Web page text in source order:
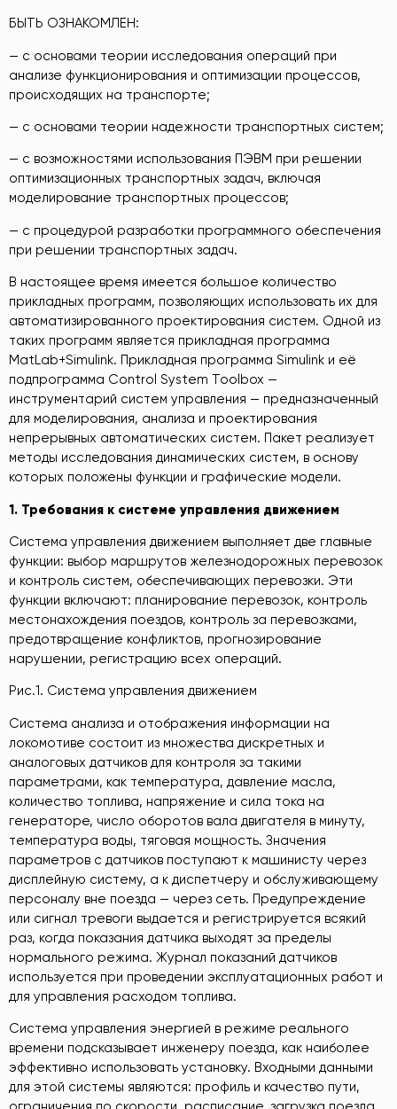
БЫТЬ ОЗНАКОМЛЕН:
— с основами теории исследования операций при
анализе функционирования и оптимизации процессов,
происходящих на транспорте;
— с основами теории надежности транспортных систем;
— с возможностями использования ПЭВМ при решении
оптимизационных транспортных задач, включая
моделирование транспортных процессов;
— с процедурой разработки программного обеспечения
при решении транспортных задач.
В настоящее время имеется большое количество
прикладных программ, позволяющих использовать их для
автоматизированного проектирования систем. Одной из
таких программ является прикладная программа
MatLab+Simulink. Прикладная программа Simulink и её
подпрограмма Control System Toolbox —
инструментарий систем управления — предназначенный
для моделирования, анализа и проектирования
непрерывных автоматических систем. Пакет реализует
методы исследования динамических систем, в основу
которых положены функции и графические модели.
1. Требования к системе управления движением
Система управления движением выполняет две главные
функции: выбор маршрутов железнодорожных перевозок
и контроль систем, обеспечивающих перевозки. Эти
функции включают: планирование перевозок, контроль
местонахождения поездов, контроль за перевозками,
предотвращение конфликтов, прогнозирование
нарушении, регистрацию всех операций.
Рис.1. Система управления движением
Система анализа и отображения информации на
локомотиве состоит из множества дискретных и
аналоговых датчиков для контроля за такими
параметрами, как температура, давление масла,
количество топлива, напряжение и сила тока на
генераторе, число оборотов вала двигателя в минуту,
температура воды, тяговая мощность. Значения
параметров с датчиков поступают к машинисту через
дисплейную систему, а к диспетчеру и обслуживающему
персоналу вне поезда — через сеть. Предупреждение
или сигнал тревоги выдается и регистрируется всякий
раз, когда показания датчика выходят за пределы
нормального режима. Журнал показаний датчиков
используется при проведении эксплуатационных работ и
для управления расходом топлива.
Система управления энергией в режиме реального
времени подсказывает инженеру поезда, как наиболее
эффективно использовать установку. Входными данными
для этой системы являются: профиль и качество пути,